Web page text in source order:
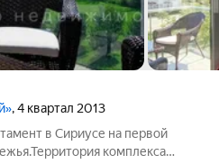
, 4 квартал 2013
в Сириусе на первой
комплекса